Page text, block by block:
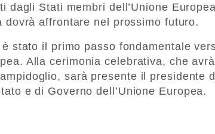
dagli Stati membri dell’Unione
dovrà affrontare nel prossimo futuro.
stato il primo passo fondamentale
Alla cerimonia celebrativa, che
sarà presente il presidente
e di Governo dell’Unione Europea.